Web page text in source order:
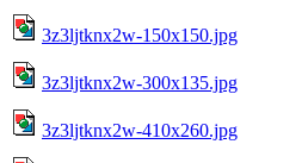
3z3ljtknx2w-150x150.jpg
3z3ljtknx2w-300x135.jpg
3z3ljtknx2w-410x260.jpg